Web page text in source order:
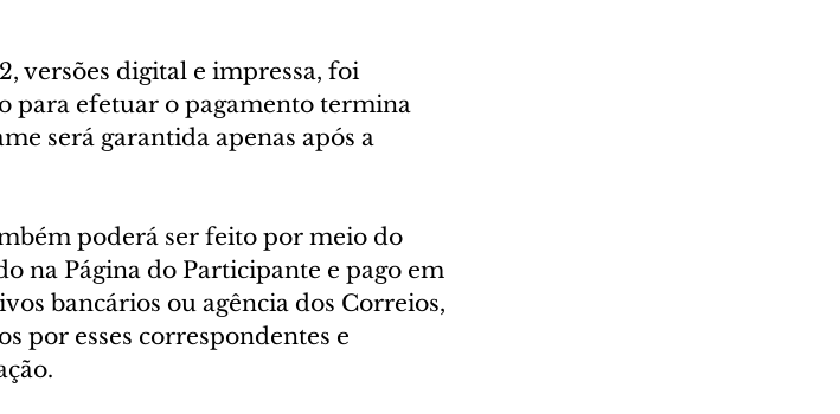
versões digital e impressa, foi
para efetuar o pagamento termina
será garantida apenas após a
poderá ser feito por meio do
na Página do Participante e pago em
bancários ou agência dos Correios,
por esses correspondentes e